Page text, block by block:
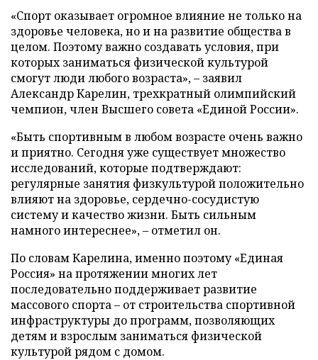
«Спорт оказывает огромное влияние не только на
здоровье человека, но и на развитие общества в
целом. Поэтому важно создавать условия, при
которых заниматься физической культурой
смогут люди любого возраста», – заявил
Александр Карелин, трехкратный олимпийский
чемпион, член Высшего совета «Единой России».
«Быть спортивным в любом возрасте очень важно
и приятно. Сегодня уже существует множество
исследований, которые подтверждают:
регулярные занятия физкультурой положительно
влияют на здоровье, сердечно-сосудистую
систему и качество жизни. Быть сильным
намного интереснее», – отметил он.
По словам Карелина, именно поэтому «Единая
Россия» на протяжении многих лет
последовательно поддерживает развитие
массового спорта – от строительства спортивной
инфраструктуры до программ, позволяющих
детям и взрослым заниматься физической
культурой рядом с домом.